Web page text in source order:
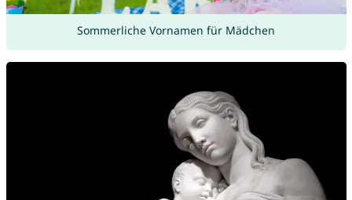
Sommerliche Vornamen für Mädchen